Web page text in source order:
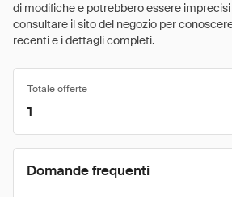
di modifiche e potrebbero essere
consultare il sito del negozio per
recenti e i dettagli completi.
Totale offerte
1
Domande frequenti